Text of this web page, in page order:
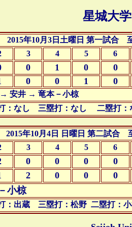
星城大
2015年10月3日土曜日 第一試合
3 4 5
6
0 1 0 0
0 0 1 0
安井 → 竜本－小椋西濵、安井、
：なし 三塁打： なし 二塁打：
2015年10月4日 日曜日 第二試合
3 4 5
6
0 0 0 0
2 0 0 0
－小椋
打：出蔵 三塁打：松野 二塁打：